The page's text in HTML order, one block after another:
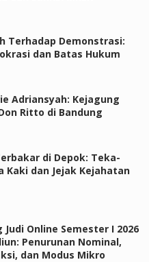
Terhadap Demonstrasi:
dan Batas Hukum
Adriansyah: Kejagung
Ritto di Bandung
di Depok: Teka-
Kaki dan Jejak Kejahatan
Online Semester I 2026
Penurunan Nominal,
dan Modus Mikro